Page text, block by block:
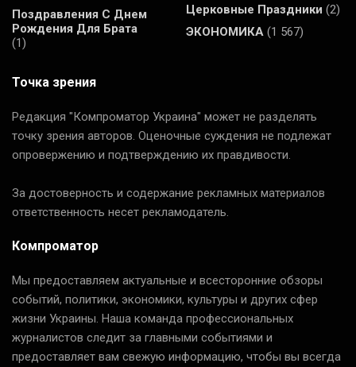
Поздравления С Днем
Рождения Для Брата
(1)
Церковные Праздники (2)
ЭКОНОМИКА (1 567)
Точка зрения
Редакция "Компроматор Украина" может не разделять
точку зрения авторов. Оценочные суждения не подлежат
опровержению и подтверждению их правдивости.
За достоверность и содержание рекламных материалов
ответственность несет рекламодатель.
Компроматор
Мы предоставляем актуальные и всесторонние обзоры
событий, политики, экономики, культуры и других сфер
жизни Украины. Наша команда профессиональных
журналистов следит за главными событиями и
предоставляет вам свежую информацию, чтобы вы всегда